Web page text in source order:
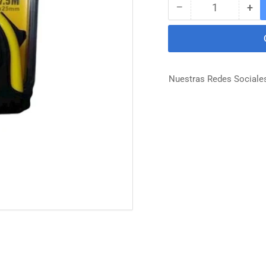
− Reducir
cantidad
HUINCHA
UYUSTOOLS
Cantidad +
Nuestras Redes